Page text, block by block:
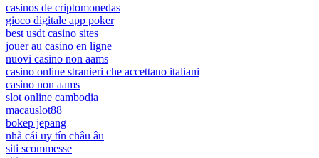
casinos de criptomonedas
gioco digitale app poker
best usdt casino sites
jouer au casino en ligne
nuovi casino non aams
casino online stranieri che accettano italiani
casino non aams
slot online cambodia
macauslot88
bokep jepang
nhà cái uy tín châu âu
siti scommesse